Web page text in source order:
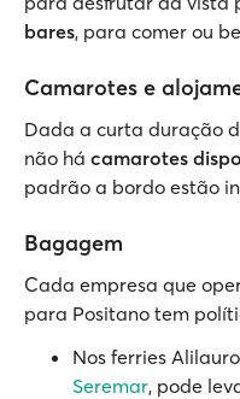
bares, para comer ou
Camarotes e
Dada a curta duração
não há camarotes
padrão a bordo estão
Bagagem
Cada empresa que
para Positano tem
Nos ferries
Seremar, pode